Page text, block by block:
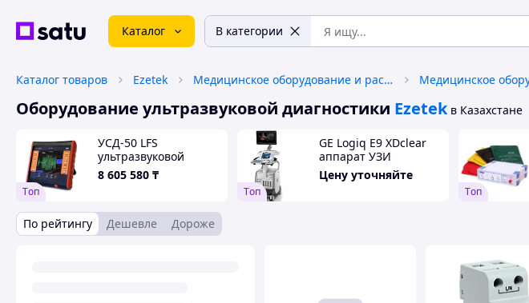
Каталог В категории
Каталог товаров Ezetek Медицинское оборудование и расходные материалы Медицинское
Оборудование ультразвуковой диагностики Ezetek в Казахстане
Tоп
УСД-50 LFS
ультразвуковой
низкочастотный
дефектоскоп
8 605 580 ₸
Tоп
GE Logiq E9 XDclear
аппарат УЗИ
Цену уточняйте
Tоп
По рейтингу Дешевле Дороже